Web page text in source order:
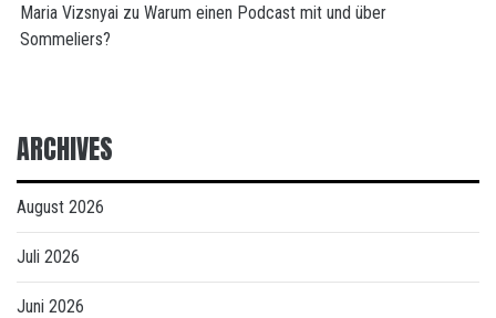
Maria Vizsnyai zu Warum einen Podcast mit und über
Sommeliers?
ARCHIVES
August 2026
Juli 2026
Juni 2026